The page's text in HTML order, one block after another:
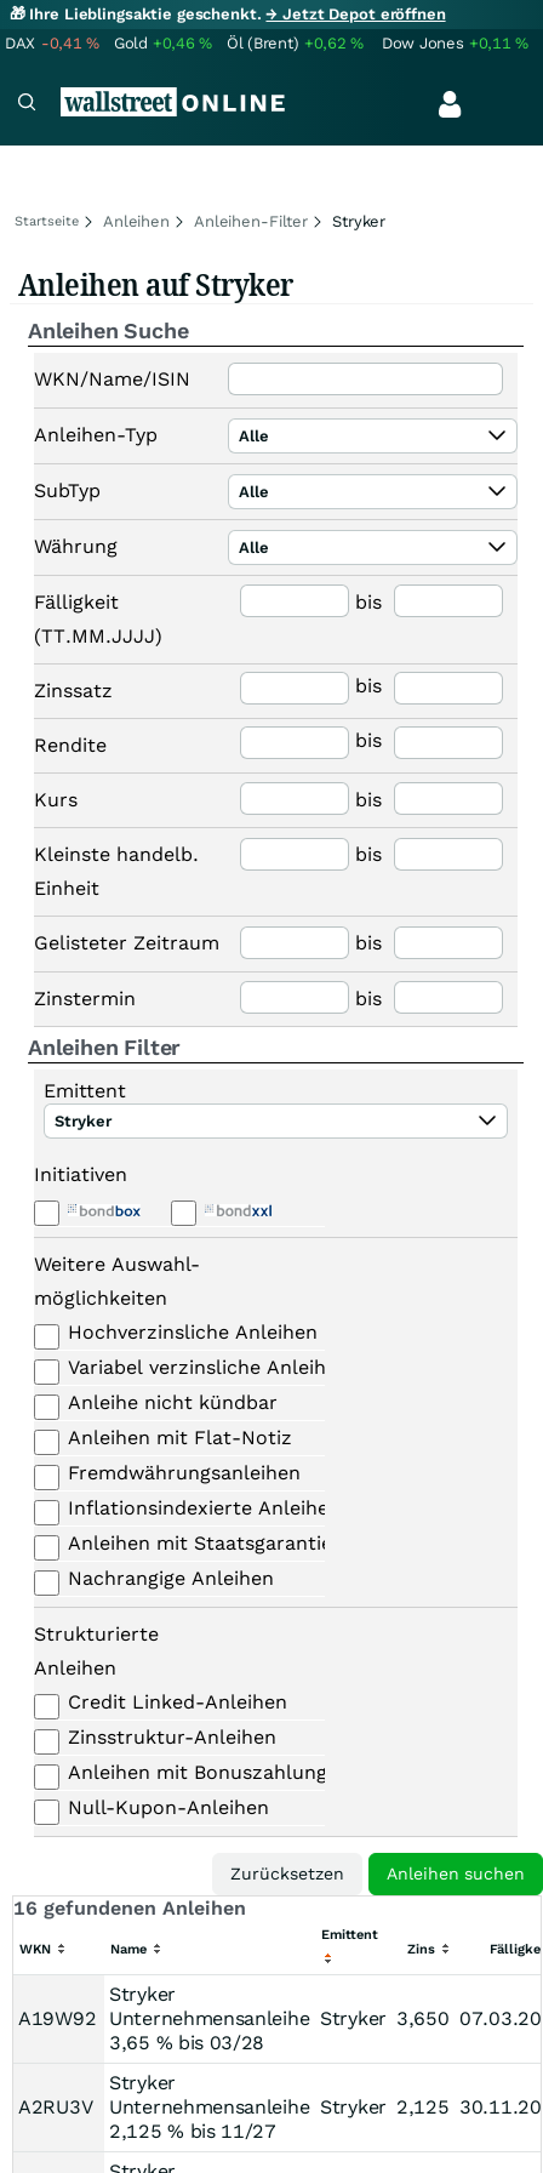
🎁 Ihre Lieblingsaktie geschenkt.→ Jetzt Depot eröffnen
DAX -0,41% Gold +0,46% Öl (Brent) +0,62% Dow Jones +0,11%
Startseite Anleihen Anleihen-Filter Stryker
Anleihen auf Stryker
Anleihen Suche
WKN/Name/ISIN
Anleihen-Typ Alle
SubTyp Alle
Währung Alle
Fälligkeit
(TT.MM.JJJJ)
bis
Zinssatz bis
Rendite bis
Kurs bis
Kleinste handelb.
Einheit
bis
Gelisteter Zeitraum bis
Zinstermin bis
Anleihen Filter
Emittent
Stryker
Initiativen
Weitere Auswahl-
möglichkeiten
Hochverzinsliche Anleihen
Variabel verzinsliche Anleihen
Anleihe nicht kündbar
Anleihen mit Flat-Notiz
Fremdwährungsanleihen
Inflationsindexierte Anleihen
Anleihen mit Staatsgarantie
Nachrangige Anleihen
Strukturierte
Anleihen
Credit Linked-Anleihen
Zinsstruktur-Anleihen
Anleihen mit Bonuszahlungen
Null-Kupon-Anleihen
16 gefundenen Anleihen
WKN Name
Emittent
Zins
A19W92
Stryker
Unternehmensanleihe
3,65 % bis 03/28
Stryker 3,650
A2RU3V
Stryker
Unternehmensanleihe
2,125 % bis 11/27
Stryker 2,125